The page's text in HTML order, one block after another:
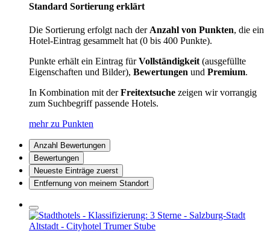
Standard Sortierung erklärt
Die Sortierung erfolgt nach der Anzahl von Punkten, die ein
Hotel-Eintrag gesammelt hat (0 bis 400 Punkte).
Punkte erhält ein Eintrag fürVollständigkeit (ausgefüllte
Eigenschaften und Bilder), Bewertungen und Premium.
In Kombination mit derFreitextsuche zeigen wir vorrangig
zum Suchbegriff passende Hotels.
mehr zu Punkten
Anzahl Bewertungen
Bewertungen
Neueste Einträge zuerst
Entfernung von meinem Standort